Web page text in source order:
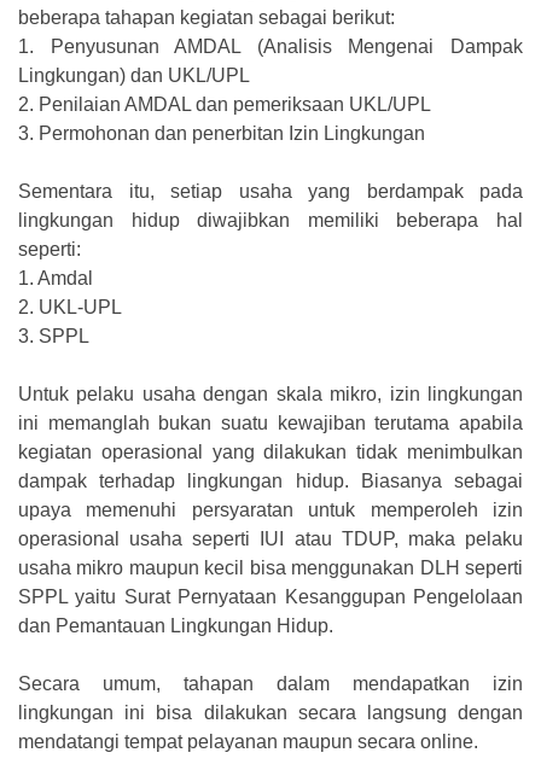
beberapa tahapan kegiatan sebagai berikut:
1.
Penyusunan AMDAL (Analisis Mengenai Dampak
Lingkungan) dan UKL/UPL
2. Penilaian AMDAL dan pemeriksaan UKL/UPL
3. Permohonan dan penerbitan Izin Lingkungan
Sementara itu, setiap usaha yang berdampak pada
lingkungan hidup diwajibkan memiliki beberapa hal
seperti:
1. Amdal
2. UKL-UPL
3. SPPL
Untuk pelaku usaha dengan skala mikro, izin lingkungan
ini memanglah bukan suatu kewajiban terutama apabila
kegiatan operasional yang dilakukan tidak menimbulkan
dampak terhadap lingkungan hidup. Biasanya sebagai
upaya memenuhi persyaratan untuk memperoleh izin
operasional usaha seperti IUI atau TDUP, maka pelaku
usaha mikro maupun kecil bisa menggunakan DLH seperti
SPPL yaitu Surat Pernyataan Kesanggupan Pengelolaan
dan Pemantauan Lingkungan Hidup.
Secara umum, tahapan dalam mendapatkan izin
lingkungan ini bisa dilakukan secara langsung dengan
mendatangi tempat pelayanan maupun secara online.